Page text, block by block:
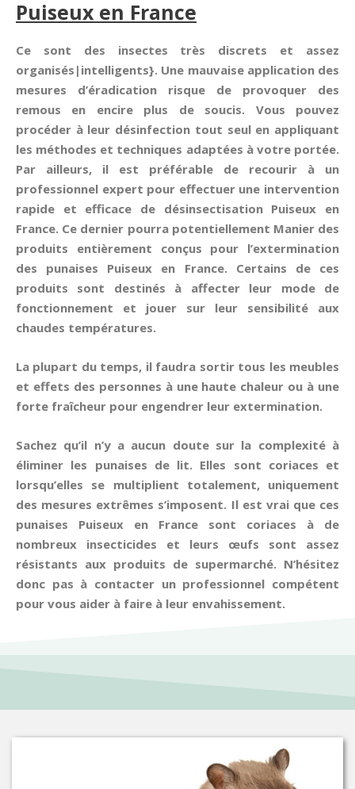
Puiseux en France
Ce sont des insectes très discrets et assez
organisés|intelligents}. Une mauvaise application des
mesures d’éradication risque de provoquer des
remous en encire plus de soucis. Vous pouvez
procéder à leur désinfection tout seul en appliquant
les méthodes et techniques adaptées à votre portée.
Par ailleurs, il est préférable de recourir à un
professionnel expert pour effectuer une intervention
rapide et efficace de désinsectisation Puiseux en
France. Ce dernier pourra potentiellement Manier des
produits entièrement conçus pour l’extermination
des punaises Puiseux en France. Certains de ces
produits sont destinés à affecter leur mode de
fonctionnement et jouer sur leur sensibilité aux
chaudes températures.
La plupart du temps, il faudra sortir tous les meubles
et effets des personnes à une haute chaleur ou à une
forte fraîcheur pour engendrer leur extermination.
Sachez qu’il n’y a aucun doute sur la complexité à
éliminer les punaises de lit. Elles sont coriaces et
lorsqu’elles se multiplient totalement, uniquement
des mesures extrêmes s’imposent. Il est vrai que ces
punaises Puiseux en France sont coriaces à de
nombreux insecticides et leurs œufs sont assez
résistants aux produits de supermarché. N’hésitez
donc pas à contacter un professionnel compétent
pour vous aider à faire à leur envahissement.